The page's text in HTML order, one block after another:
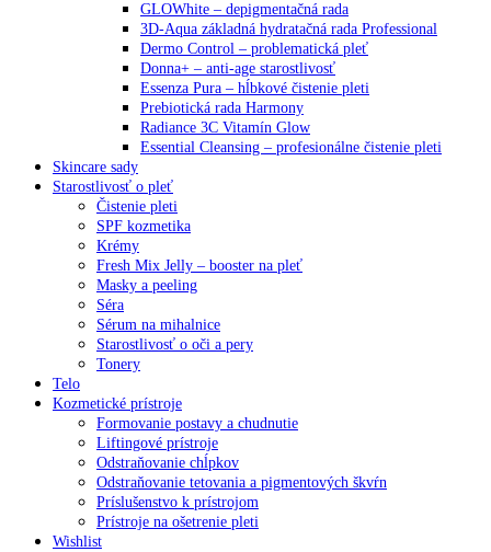
GLOWhite – depigmentačná rada
3D-Aqua základná hydratačná rada Professional
Dermo Control – problematická pleť
Donna+ – anti-age starostlivosť
Essenza Pura – hĺbkové čistenie pleti
Prebiotická rada Harmony
Radiance 3C Vitamín Glow
Essential Cleansing – profesionálne čistenie pleti
Skincare sady
Starostlivosť o pleť
Čistenie pleti
SPF kozmetika
Krémy
Fresh Mix Jelly – booster na pleť
Masky a peeling
Séra
Sérum na mihalnice
Starostlivosť o oči a pery
Tonery
Telo
Kozmetické prístroje
Formovanie postavy a chudnutie
Liftingové prístroje
Odstraňovanie chĺpkov
Odstraňovanie tetovania a pigmentových škvŕn
Príslušenstvo k prístrojom
Prístroje na ošetrenie pleti
Wishlist